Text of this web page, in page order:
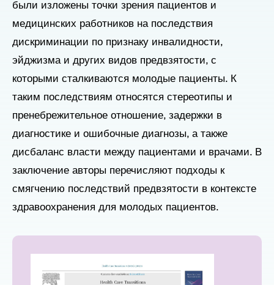
были изложены точки зрения пациентов и
медицинских работников на последствия
дискриминации по признаку инвалидности,
эйджизма и других видов предвзятости, с
которыми сталкиваются молодые пациенты. К
таким последствиям относятся стереотипы и
пренебрежительное отношение, задержки в
диагностике и ошибочные диагнозы, а также
дисбаланс власти между пациентами и врачами. В
заключение авторы перечисляют подходы к
смягчению последствий предвзятости в контексте
здравоохранения для молодых пациентов.